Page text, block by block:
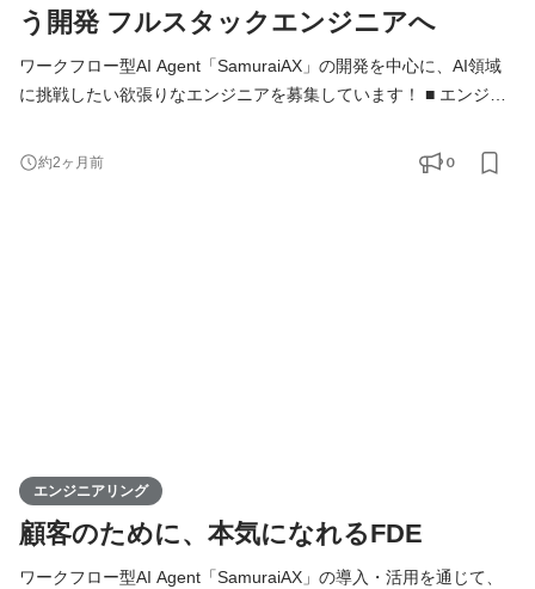
う開発 フルスタックエンジニアへ
ワークフロー型AI Agent「SamuraiAX」の開発を中心に、AI領域
に挑戦したい欲張りなエンジニアを募集しています！ ■ エンジニ
トと事業を前に進める当事者です。 基本的には全員がフルスタッ
クエンジニアとして、バックエンド・フロントエンド・AI・イン
約2ヶ月前 0
エンジニアリング
顧客のために、本気になれるFDE
ワークフロー型AI Agent「SamuraiAX」の導入・活用を通じて、